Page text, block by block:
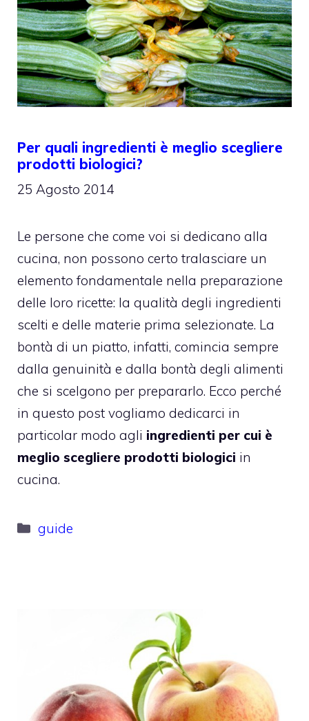
Per quali ingredienti è meglio scegliere
prodotti biologici?
25 Agosto 2014
Le persone che come voi si dedicano alla
cucina, non possono certo tralasciare un
elemento fondamentale nella preparazione
delle loro ricette: la qualità degli ingredienti
scelti e delle materie prima selezionate. La
bontà di un piatto, infatti, comincia sempre
dalla genuinità e dalla bontà degli alimenti
che si scelgono per prepararlo. Ecco perché
in questo post vogliamo dedicarci in
particolar modo agli ingredienti per cui è
meglio scegliere prodotti biologici in
cucina.
Categorie
guide